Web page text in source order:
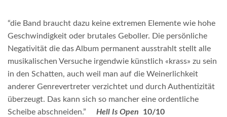
“die Band braucht dazu keine extremen Elemente wie hohe
Geschwindigkeit oder brutales Geboller. Die persönliche
Negativität die das Album permanent ausstrahlt stellt alle
musikalischen Versuche irgendwie künstlich «krass» zu sein
in den Schatten, auch weil man auf die Weinerlichkeit
anderer Genrevertreter verzichtet und durch Authentizität
überzeugt. Das kann sich so mancher eine ordentliche
Scheibe abschneiden.”
Hell Is Open 10/10